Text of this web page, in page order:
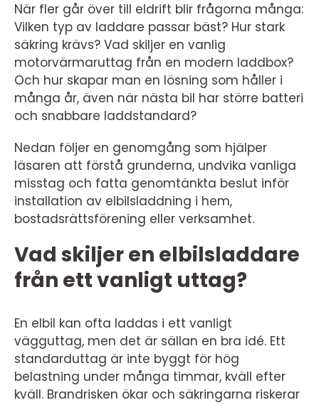
När fler går över till eldrift blir frågorna många:
Vilken typ av laddare passar bäst? Hur stark
säkring krävs? Vad skiljer en vanlig
motorvärmaruttag från en modern laddbox?
Och hur skapar man en lösning som håller i
många år, även när nästa bil har större batteri
och snabbare laddstandard?
Nedan följer en genomgång som hjälper
läsaren att förstå grunderna, undvika vanliga
misstag och fatta genomtänkta beslut inför
installation av elbilsladdning i hem,
bostadsrättsförening eller verksamhet.
Vad skiljer en elbilsladdare
från ett vanligt uttag?
En elbil kan ofta laddas i ett vanligt
vägguttag, men det är sällan en bra idé. Ett
standarduttag är inte byggt för hög
belastning under många timmar, kväll efter
kväll. Brandrisken ökar och säkringarna riskerar